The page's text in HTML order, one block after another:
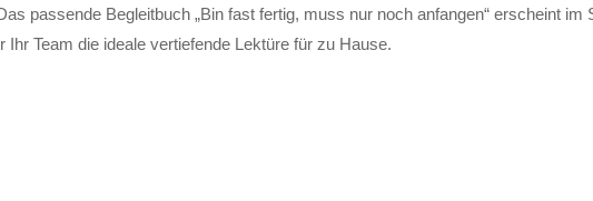
passende Begleitbuch „Bin fast fertig, muss nur noch anfangen“ erscheint im
Ihr Team die ideale vertiefende Lektüre für zu Hause.